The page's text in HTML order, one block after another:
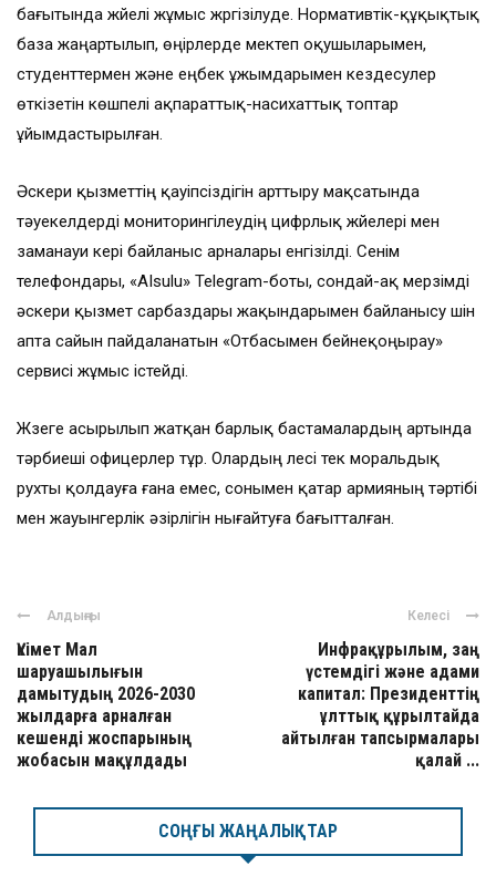
бағытында жүйелі жұмыс жүргізілуде. Нормативтік-құқықтық
база жаңартылып, өңірлерде мектеп оқушыларымен,
студенттермен және еңбек ұжымдарымен кездесулер
өткізетін көшпелі ақпараттық-насихаттық топтар
ұйымдастырылған.
Әскери қызметтің қауіпсіздігін арттыру мақсатында
тәуекелдерді мониторингілеудің цифрлық жүйелері мен
заманауи кері байланыс арналары енгізілді. Сенім
телефондары, «AIsulu» Telegram-боты, сондай-ақ мерзімді
әскери қызмет сарбаздары жақындарымен байланысу үшін
апта сайын пайдаланатын «Отбасымен бейнеқоңырау»
сервисі жұмыс істейді.
Жүзеге асырылып жатқан барлық бастамалардың артында
тәрбиеші офицерлер тұр. Олардың үлесі тек моральдық
рухты қолдауға ғана емес, сонымен қатар армияның тәртібі
мен жауынгерлік әзірлігін нығайтуға бағытталған.
Алдыңғы
Үкімет Мал
шаруашылығын
дамытудың 2026-2030
жылдарға арналған
кешенді жоспарының
жобасын мақұлдады
Келесі
Инфрақұрылым, заң
үстемдігі және адами
капитал: Президенттің
ұлттық құрылтайда
айтылған тапсырмалары
қалай ...
СОҢҒЫ ЖАҢАЛЫҚТАР